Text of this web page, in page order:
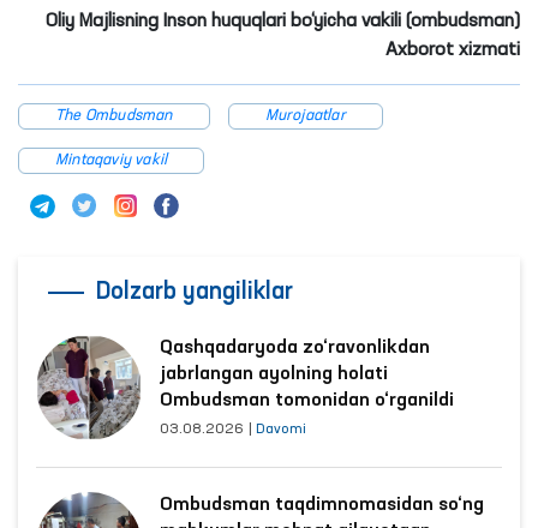
Oliy Majlisning Inson huquqlari bo‘yicha vakili (ombudsman)
Axborot xizmati
The Ombudsman Murojaatlar
Mintaqaviy vakil
Dolzarb yangiliklar
Qashqadaryoda zo‘ravonlikdan
jabrlangan ayolning holati
Ombudsman tomonidan o‘rganildi
03.08.2026 Davomi
Ombudsman taqdimnomasidan so‘ng